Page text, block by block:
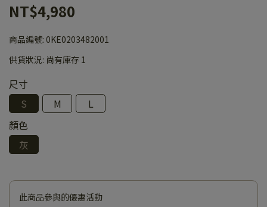
NT$4,980
商品編號: 0KE0203482001
供貨狀況: 尚有庫存 1
尺寸
S
M
L
顏色
灰
此商品參與的優惠活動